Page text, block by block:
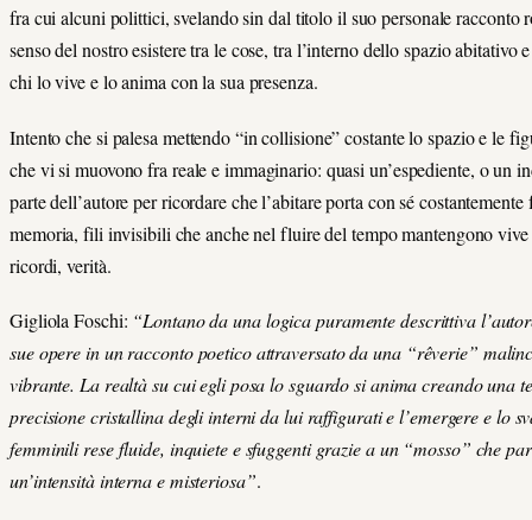
fra cui alcuni polittici, svelando sin dal titolo il suo personale racconto
senso del nostro esistere tra le cose, tra l’interno dello spazio abitativo
chi lo vive e lo anima con la sua presenza.
Intento che si palesa mettendo “in collisione” costante lo spazio e le
che vi si muovono fra reale e immaginario: quasi un’espediente, o un
parte dell’autore per ricordare che l’abitare porta con sé
memoria, fili invisibili che anche nel fluire del tempo mantengono vive
ricordi, verità.
Gigliola Foschi: “Lontano da una logica puramente descrittiva
sue opere in un racconto poetico attraversato da una “rêverie”
vibrante. La realtà su cui egli posa lo sguardo si anima creando una
precisione cristallina degli interni da lui raffigurati e l’emergere e lo
femminili rese fluide, inquiete e sfuggenti grazie a un “mosso” che
un’intensità interna e misteriosa”.